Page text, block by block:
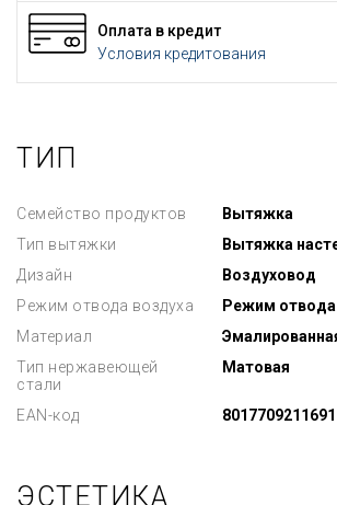
Оплата в кредит
Условия кредитования
ТИП
Семейство продуктов
Вытяжка
Тип вытяжки
Вытяжка
Дизайн
Воздуховод
Режим отвода воздуха
Режим отвода
Материал
Тип нержавеющей
стали
Матовая
EAN-код 8017709211691
ЭСТЕТИКА